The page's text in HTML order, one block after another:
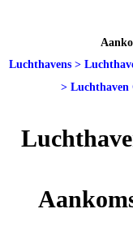
Luchthavens >
> Luchthaven